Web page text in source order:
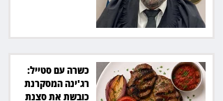
כשרה עם סטייל:
רג'ינה המסקרנת
כובשת את סצנת